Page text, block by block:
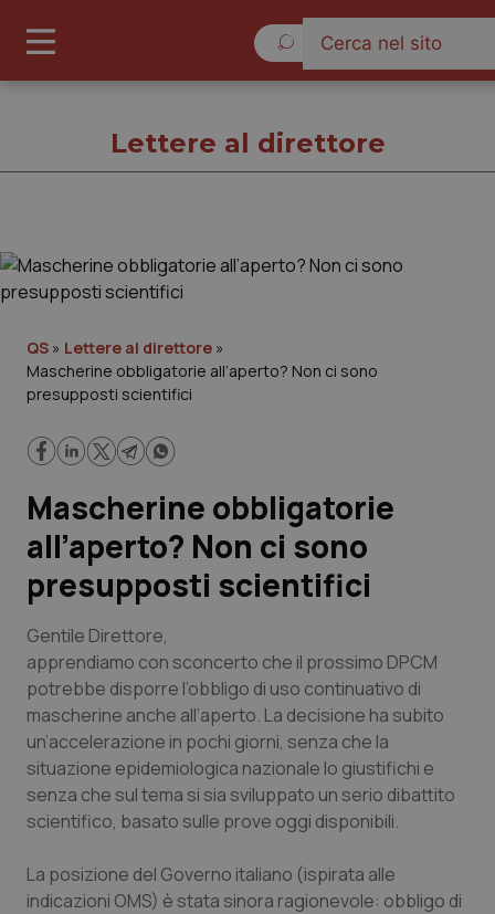
Governo e Parlamento
Regioni e Asl
Lavoro e Professioni
Scienza e Farmaci
Studi e Analisi
Lettere al direttore
Edizioni Regionali
QS Pro
Professionisti Sanitari.AI
Abruzzo
QS Pro Gold
Lettere al direttore
QS » Lettere al direttore »
Mascherine obbligatorie all’aperto? Non ci sono
presupposti scientifici
Mascherine obbligatorie
all’aperto? Non ci sono
presupposti scientifici
Gentile Direttore,
apprendiamo con sconcerto che il prossimo DPCM
potrebbe disporre l’obbligo di uso continuativo di
mascherine anche all’aperto. La decisione ha subito
un’accelerazione in pochi giorni, senza che la
situazione epidemiologica nazionale lo giustifichi e
senza che sul tema si sia sviluppato un serio dibattito
scientifico, basato sulle prove oggi disponibili.
La posizione del Governo italiano (ispirata alle
indicazioni OMS) è stata sinora ragionevole: obbligo di